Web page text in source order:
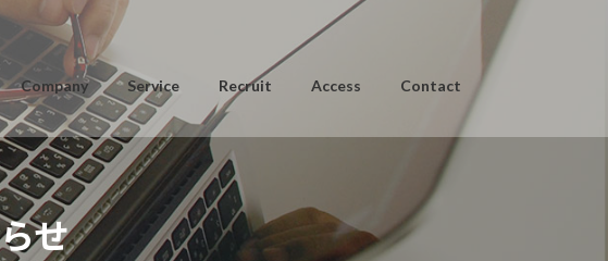
Company Service Recruit Access Contact
せ